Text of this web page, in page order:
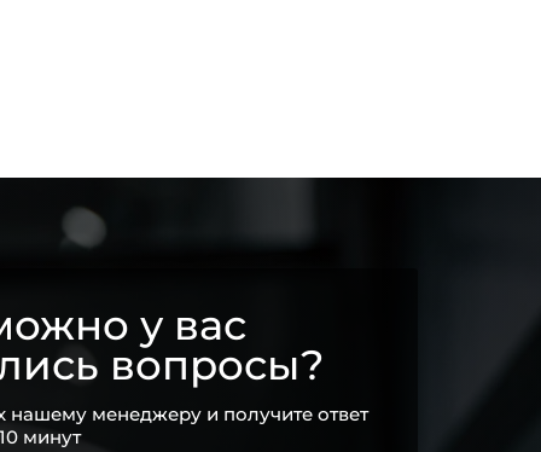
у вас
вопросы?
нашему менеджеру и получите ответ
минут